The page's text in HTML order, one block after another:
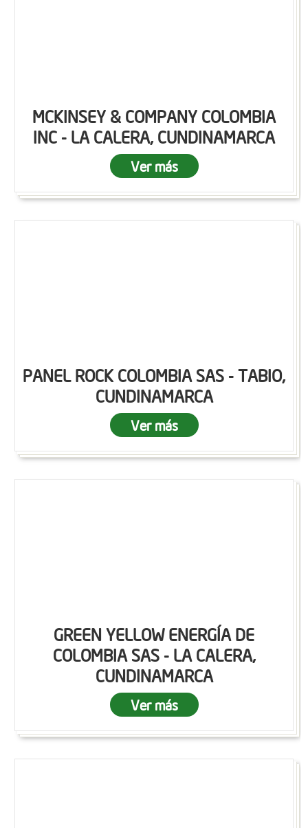
MCKINSEY & COMPANY COLOMBIA
INC - LA CALERA, CUNDINAMARCA
Ver más
PANEL ROCK COLOMBIA SAS - TABIO,
CUNDINAMARCA
Ver más
GREEN YELLOW ENERGÍA DE
COLOMBIA SAS - LA CALERA,
CUNDINAMARCA
Ver más